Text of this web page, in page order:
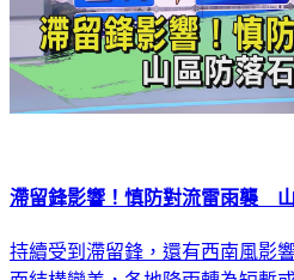
滯留鋒影響！慎防對流雷雨襲
持續受到滯留鋒，還有西南風影